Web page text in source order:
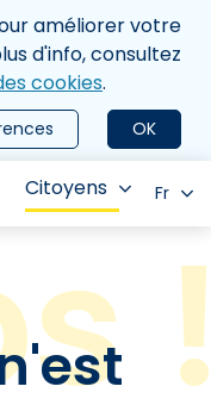
améliorer votre
d'info, consultez
cookies.
OK
Citoyens Fr